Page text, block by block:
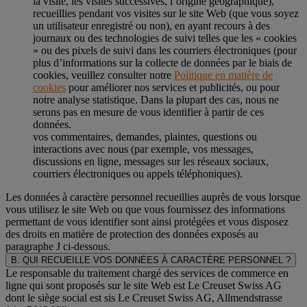
recueillies pendant vos visites sur le site Web (que vous soyez
un utilisateur enregistré ou non), en ayant recours à des
journaux ou des technologies de suivi telles que les « cookies
» ou des pixels de suivi dans les courriers électroniques (pour
plus d’informations sur la collecte de données par le biais de
cookies, veuillez consulter notre Politique en matière de
cookies pour améliorer nos services et publicités, ou pour
notre analyse statistique. Dans la plupart des cas, nous ne
serons pas en mesure de vous identifier à partir de ces
données.
vos commentaires, demandes, plaintes, questions ou
interactions avec nous (par exemple, vos messages,
discussions en ligne, messages sur les réseaux sociaux,
courriers électroniques ou appels téléphoniques).
Les données à caractère personnel recueillies auprès de vous lorsque
vous utilisez le site Web ou que vous fournissez des informations
permettant de vous identifier sont ainsi protégées et vous disposez
des droits en matière de protection des données exposés au
paragraphe J ci-dessous.
B. QUI RECUEILLE VOS DONNÉES À CARACTÈRE PERSONNEL ?
Le responsable du traitement chargé des services de commerce en
ligne qui sont proposés sur le site Web est Le Creuset Swiss AG
dont le siège social est sis Le Creuset Swiss AG, Allmendstrasse